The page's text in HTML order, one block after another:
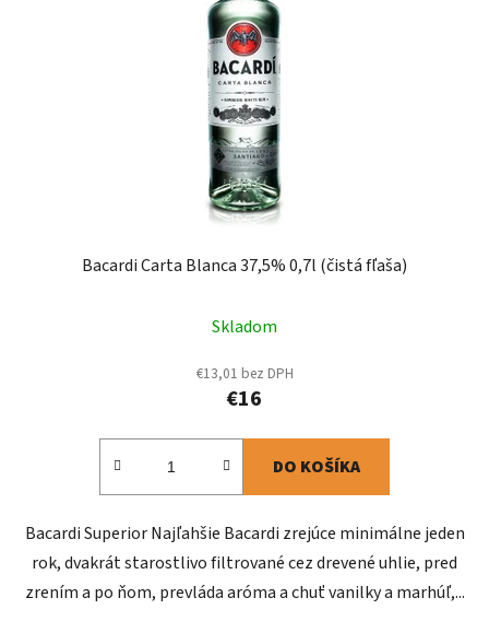
Bacardi Carta Blanca 37,5% 0,7l (čistá fľaša)
Skladom
€13,01 bez DPH
€16
DO KOŠÍKA
Bacardi Superior Najľahšie Bacardi zrejúce minimálne jeden
rok, dvakrát starostlivo filtrované cez drevené uhlie, pred
zrením a po ňom, prevláda aróma a chuť vanilky a marhúľ,...